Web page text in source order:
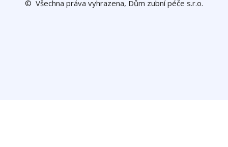
© Všechna práva vyhrazena, Dům zubní péče s.r.o.